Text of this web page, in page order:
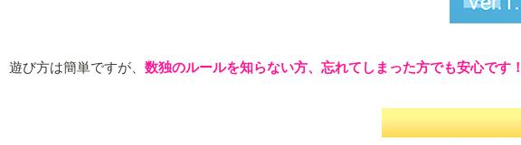
遊び方は簡単ですが、 数独のルールを知らない方、忘れてしまった方でも安心で